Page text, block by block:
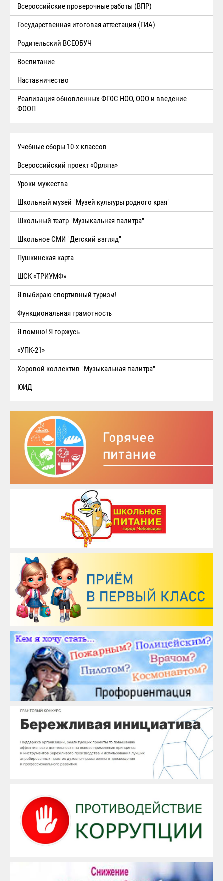
Всероссийские проверочные работы (ВПР)
Государственная итоговая аттестация (ГИА)
Родительский ВСЕОБУЧ
Воспитание
Наставничество
Реализация обновленных ФГОС НОО, ООО и введение
ФООП
Учебные сборы 10-х классов
Всероссийский проект «Орлята»
Уроки мужества
Школьный музей "Музей культуры родного края"
Школьный театр "Музыкальная палитра"
Школьное СМИ "Детский взгляд"
Пушкинская карта
ШСК «ТРИУМФ»
Я выбираю спортивный туризм!
Функциональная грамотность
Я помню! Я горжусь
«УПК-21»
Хоровой коллектив "Музыкальная палитра"
ЮИД